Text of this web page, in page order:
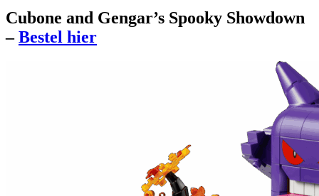
Cubone and Gengar’s Spooky Showdown
–Bestel hier